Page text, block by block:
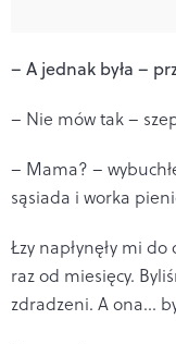
– A jednak była –
– Nie mów tak –
– Mama? –
sąsiada i worka
Łzy napłynęły mi
raz od miesięcy.
zdradzeni. A ona…